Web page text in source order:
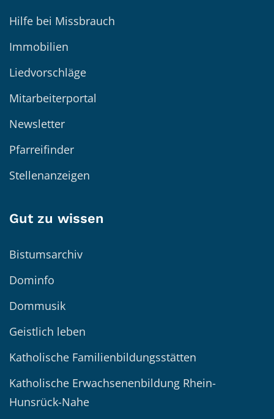
Hilfe bei Missbrauch
Immobilien
Liedvorschläge
Mitarbeiterportal
Newsletter
Pfarreifinder
Stellenanzeigen
Gut zu wissen
Bistumsarchiv
Dominfo
Dommusik
Geistlich leben
Katholische Familienbildungsstätten
Katholische Erwachsenenbildung Rhein-
Hunsrück-Nahe